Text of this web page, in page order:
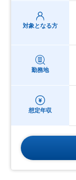
対象となる方
勤務地
想定年収